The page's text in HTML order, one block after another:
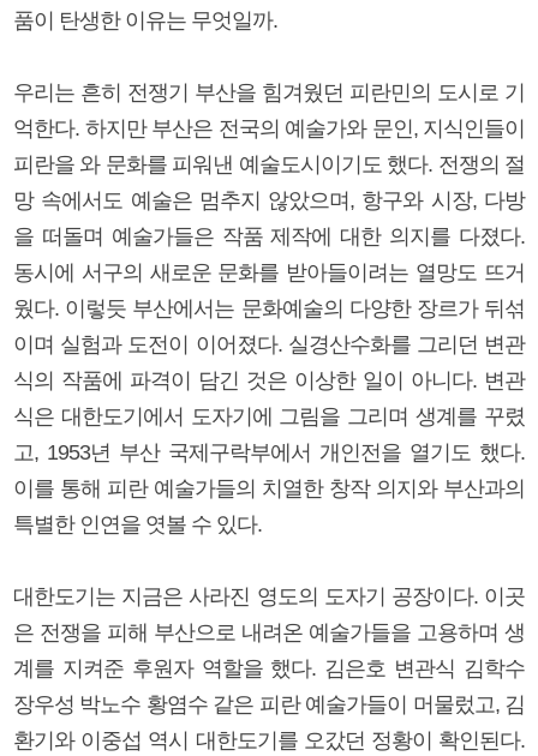
품이 탄생한 이유는 무엇일까.
우리는 흔히 전쟁기 부산을 힘겨웠던 피란민의 도시로 기
억한다. 하지만 부산은 전국의 예술가와 문인, 지식인들이
피란을 와 문화를 피워낸 예술도시이기도 했다. 전쟁의 절
망 속에서도 예술은 멈추지 않았으며, 항구와 시장, 다방
을 떠돌며 예술가들은 작품 제작에 대한 의지를 다졌다.
동시에 서구의 새로운 문화를 받아들이려는 열망도 뜨거
웠다. 이렇듯 부산에서는 문화예술의 다양한 장르가 뒤섞
이며 실험과 도전이 이어졌다. 실경산수화를 그리던 변관
식의 작품에 파격이 담긴 것은 이상한 일이 아니다. 변관
식은 대한도기에서 도자기에 그림을 그리며 생계를 꾸렸
고, 1953년 부산 국제구락부에서 개인전을 열기도 했다.
이를 통해 피란 예술가들의 치열한 창작 의지와 부산과의
특별한 인연을 엿볼 수 있다.
대한도기는 지금은 사라진 영도의 도자기 공장이다. 이곳
은 전쟁을 피해 부산으로 내려온 예술가들을 고용하며 생
계를 지켜준 후원자 역할을 했다. 김은호 변관식 김학수
장우성 박노수 황염수 같은 피란 예술가들이 머물렀고, 김
환기와 이중섭 역시 대한도기를 오갔던 정황이 확인된다.